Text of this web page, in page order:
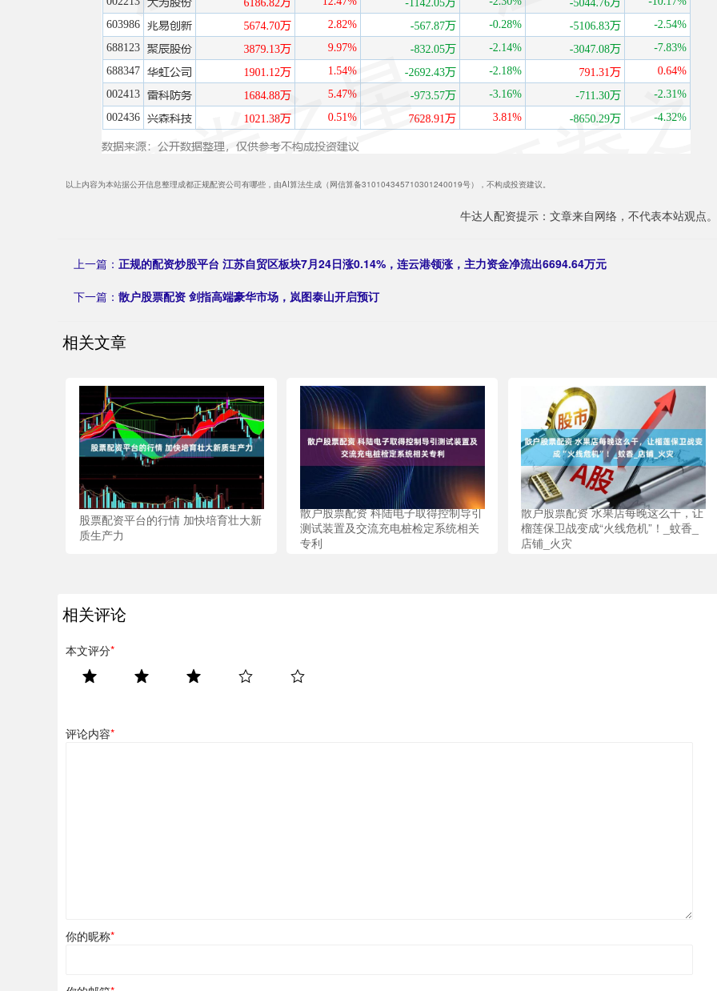
以上内容为本站据公开信息整理成都正规配资公司有哪些，由AI算法生成（网信算备310104345710301240019号），不构成投资建议。
牛达人配资提示：文章来自网络，不代表本站观点。
上一篇： 正规的配资炒股平台 江苏自贸区板块7月24日涨0.14%，连云港领涨，主力资金净流出6694.64万元
下一篇： 散户股票配资 剑指高端豪华市场，岚图泰山开启预订
相关文章
股票配资平台的行情 加快培育壮大新
质生产力
散户股票配资 科陆电子取得控制导引
测试装置及交流充电桩检定系统相关
专利
散户股票配资 水果店每晚这么干，让
榴莲保卫战变成“火线危机”！_蚊香_
店铺_火灾
相关评论
本文评分*
评论内容*
你的昵称*